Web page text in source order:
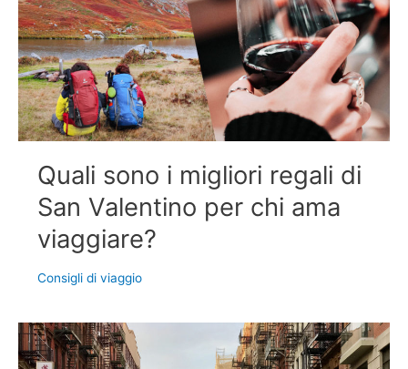
Quali sono i migliori regali di
San Valentino per chi ama
viaggiare?
Consigli di viaggio